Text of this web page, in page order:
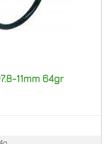
11mm 64gr